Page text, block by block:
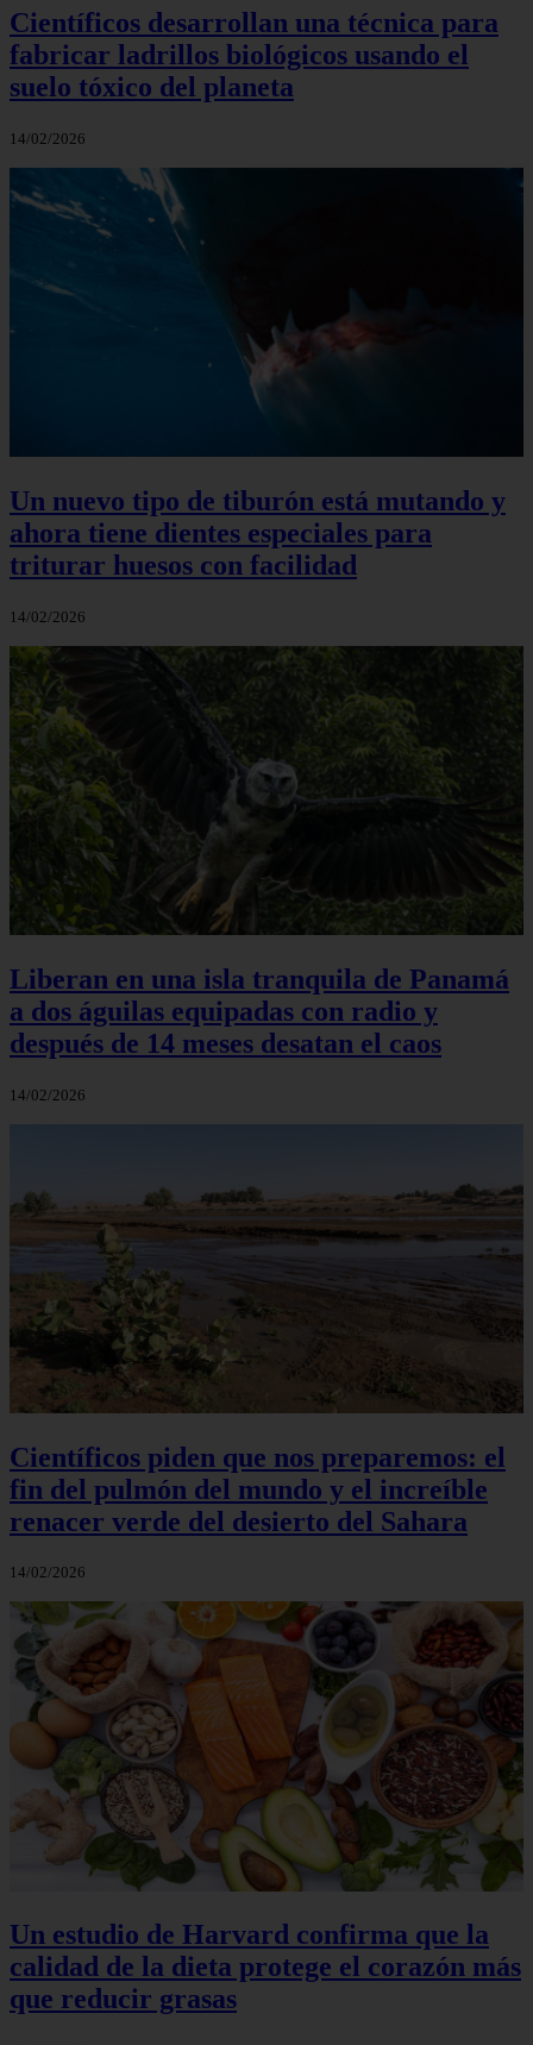
Científicos desarrollan una técnica para
fabricar ladrillos biológicos usando el
suelo tóxico del planeta
14/02/2026
Un nuevo tipo de tiburón está mutando y
ahora tiene dientes especiales para
triturar huesos con facilidad
14/02/2026
Liberan en una isla tranquila de Panamá
a dos águilas equipadas con radio y
después de 14 meses desatan el caos
14/02/2026
Científicos piden que nos preparemos: el
fin del pulmón del mundo y el increíble
renacer verde del desierto del Sahara
14/02/2026
Un estudio de Harvard confirma que la
calidad de la dieta protege el corazón más
que reducir grasas